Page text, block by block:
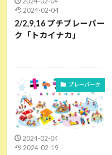
2024-02-04
2/2,9,16 プチプレーパー
ク「トカイナカ」
プレーパーク
2024-02-04
2024-02-19